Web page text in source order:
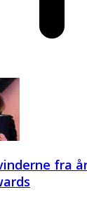
fra